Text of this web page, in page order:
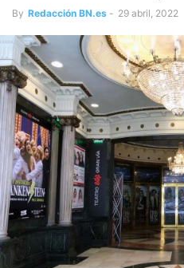
By Redacción BN.es - 29 abril, 2022